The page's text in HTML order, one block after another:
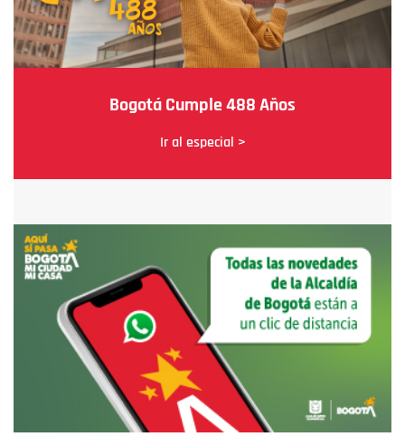
Bogotá Cumple 488 Años
Ir al especial >